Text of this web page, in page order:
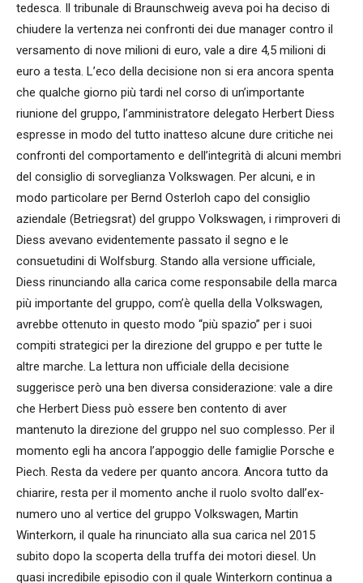
tedesca. Il tribunale di Braunschweig aveva poi ha deciso di
chiudere la vertenza nei confronti dei due manager contro il
versamento di nove milioni di euro, vale a dire 4,5 milioni di
euro a testa. L’eco della decisione non si era ancora spenta
che qualche giorno più tardi nel corso di un’importante
riunione del gruppo, l’amministratore delegato Herbert Diess
espresse in modo del tutto inatteso alcune dure critiche nei
confronti del comportamento e dell’integrità di alcuni membri
del consiglio di sorveglianza Volkswagen. Per alcuni, e in
modo particolare per Bernd Osterloh capo del consiglio
aziendale (Betriegsrat) del gruppo Volkswagen, i rimproveri di
Diess avevano evidentemente passato il segno e le
consuetudini di Wolfsburg. Stando alla versione ufficiale,
Diess rinunciando alla carica come responsabile della marca
più importante del gruppo, com’è quella della Volkswagen,
avrebbe ottenuto in questo modo “più spazio” per i suoi
compiti strategici per la direzione del gruppo e per tutte le
altre marche. La lettura non ufficiale della decisione
suggerisce però una ben diversa considerazione: vale a dire
che Herbert Diess può essere ben contento di aver
mantenuto la direzione del gruppo nel suo complesso. Per il
momento egli ha ancora l’appoggio delle famiglie Porsche e
Piech. Resta da vedere per quanto ancora. Ancora tutto da
chiarire, resta per il momento anche il ruolo svolto dall’ex-
numero uno al vertice del gruppo Volkswagen, Martin
Winterkorn, il quale ha rinunciato alla sua carica nel 2015
subito dopo la scoperta della truffa dei motori diesel. Un
quasi incredibile episodio con il quale Winterkorn continua a